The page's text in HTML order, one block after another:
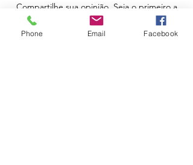
Compartilhe sua opinião. Seja o primeiro a
deixar uma avaliação.
Phone Email Facebook